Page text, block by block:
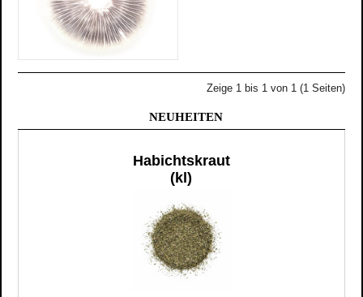
Zeige 1 bis 1 von 1 (1 Seiten)
NEUHEITEN
Habichtskraut
(kl)